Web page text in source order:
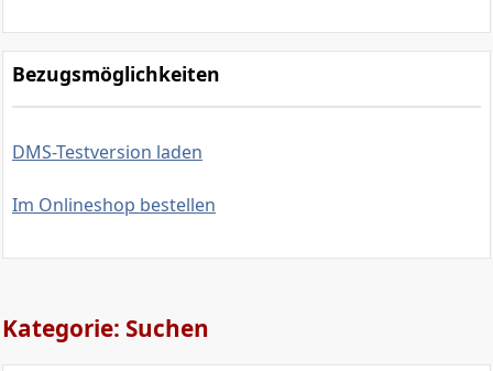
Bezugsmöglichkeiten
DMS-Testversion laden
Im Onlineshop bestellen
Kategorie: Suchen